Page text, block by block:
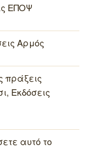
ΕΠΟΨ
Αρμός
πράξεις
Εκδόσεις
αυτό το